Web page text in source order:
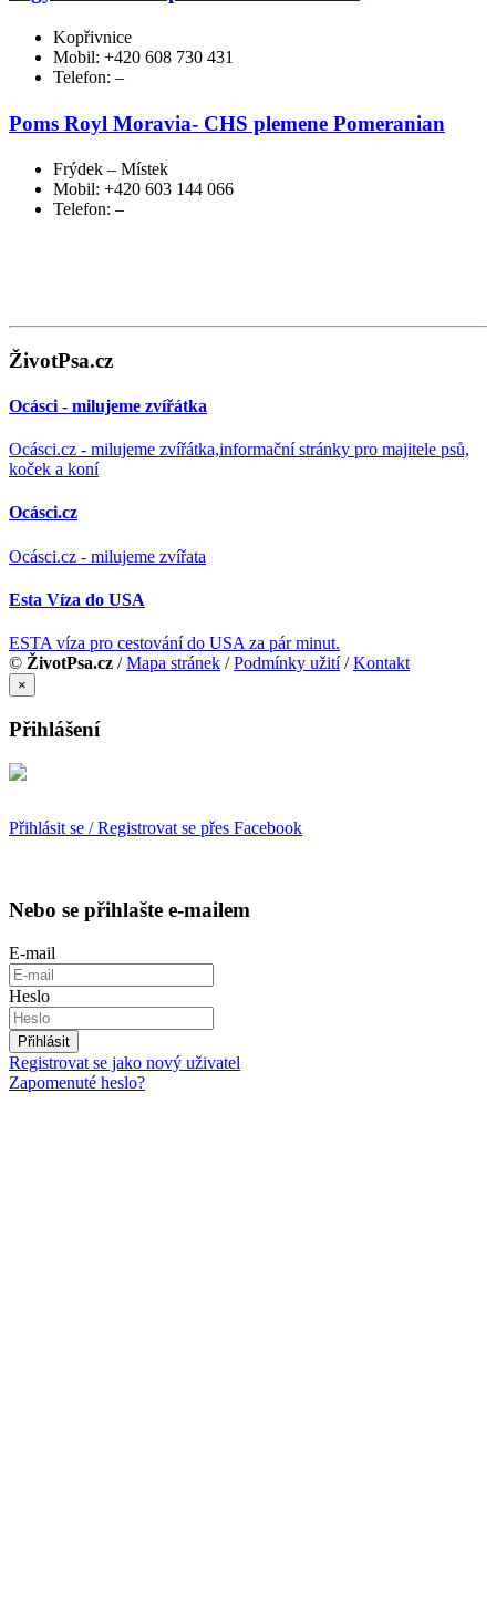
Kopřivnice
Mobil: +420 608 730 431
Telefon: –
Poms Royl Moravia- CHS plemene Pomeranian
Frýdek – Místek
Mobil: +420 603 144 066
Telefon: –
ŽivotPsa.cz
Ocásci - milujeme zvířátka
Ocásci.cz - milujeme zvířátka,informační stránky pro majitele psů,
koček a koní
Ocásci.cz
Ocásci.cz - milujeme zvířata
Esta Víza do USA
ESTA víza pro cestování do USA za pár minut.
© ŽivotPsa.cz /Mapa stránek /Podmínky užití/Kontakt
×
Přihlášení
Přihlásit se / Registrovat se přes Facebook
Nebo se přihlašte e-mailem
E-mail
Heslo
Přihlásit
Registrovat se jako nový uživatel
Zapomenuté heslo?